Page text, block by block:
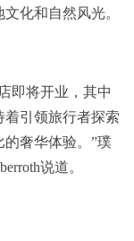
化和自然风光。
即将开业，其中
着引领旅行者探索
奢华体验。”璞
说道。